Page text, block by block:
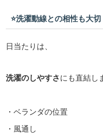
⭐️洗濯動線との相性も大切
日当たりは、
洗濯のしやすさにも直結し
・ベランダの位置
・風通し